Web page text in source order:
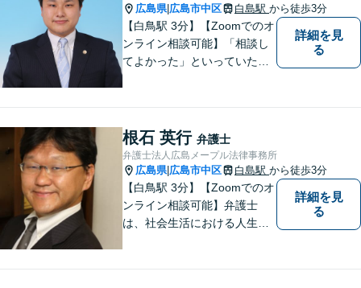
広島県| 広島市中区 白島駅 から徒歩3分
【白鳥駅 3分】【Zoomでのオ
ンライン相談可能】「相談し
てよかった」といっていただ
スペースのご用意が可能で
す。ご希望の方はご予約の際
にお申し付けください。
詳細を見
る
根石 英行 弁護士
弁護士法人広島メープル法律事務所
広島県| 広島市中区 白島駅 から徒歩3分
【白鳥駅 3分】【Zoomでのオ
ンライン相談可能】弁護士
は、社会生活における人生の
詳細を見
る